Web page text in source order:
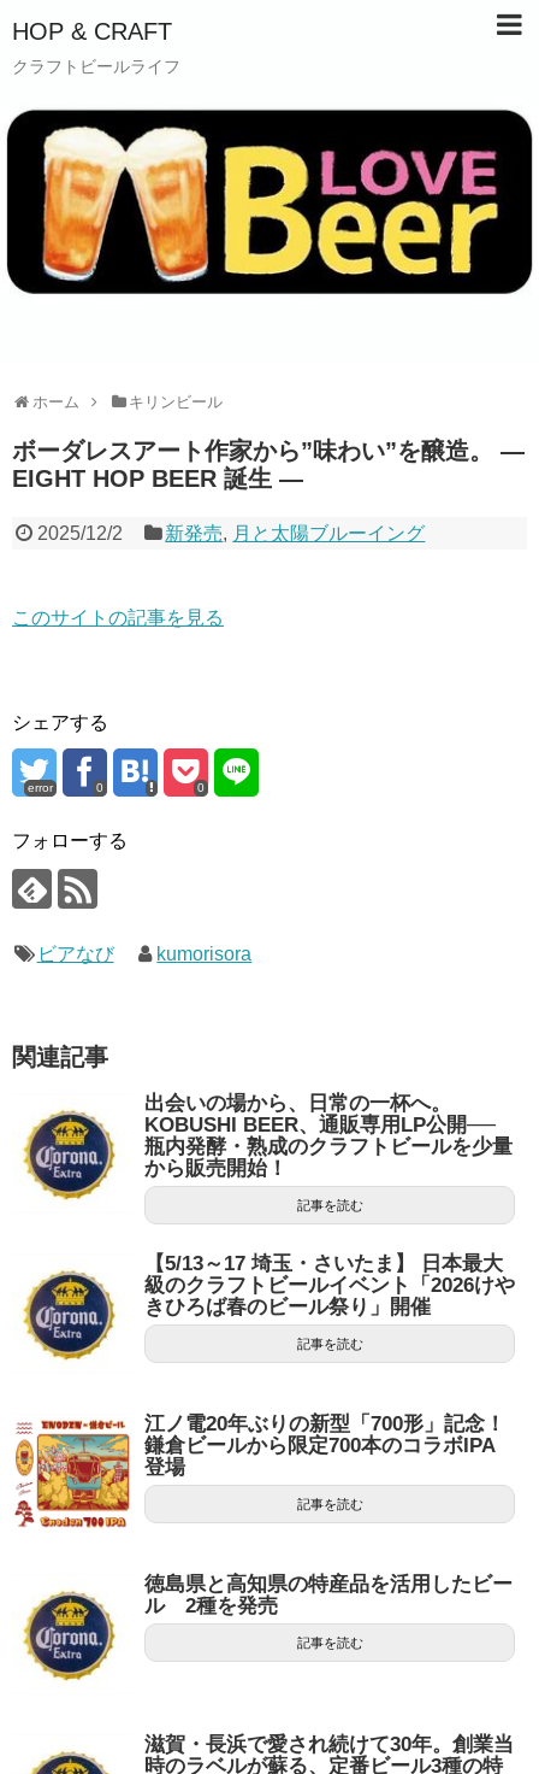
HOP & CRAFT
クラフトビールライフ
ホーム キリンビール
ボーダレスアート作家から”味わい”を醸造。 ―
EIGHT HOP BEER 誕生 ―
2025/12/2 新発売, 月と太陽ブルーイング
このサイトの記事を見る
シェアする
error 0 0
フォローする
ビアなび kumorisora
関連記事
出会いの場から、日常の一杯へ。
KOBUSHI BEER、通販専用LP公開──
瓶内発酵・熟成のクラフトビールを少量
から販売開始！
記事を読む
【5/13～17 埼玉・さいたま】 日本最大
級のクラフトビールイベント「2026けや
きひろば春のビール祭り」開催
記事を読む
江ノ電20年ぶりの新型「700形」記念！
鎌倉ビールから限定700本のコラボIPA
登場
記事を読む
徳島県と高知県の特産品を活用したビー
ル 2種を発売
記事を読む
滋賀・長浜で愛され続けて30年。創業当
時のラベルが蘇る、定番ビール3種の特